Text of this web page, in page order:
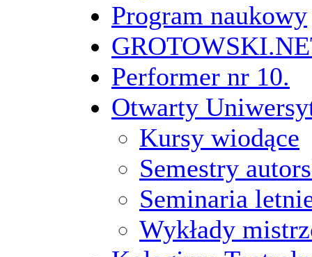
Program naukowy
Performer nr 10.
Otwarty
Kursy wiodące
Semestry
Seminaria
Wykłady